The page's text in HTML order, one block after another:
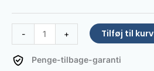
-
antal
+
Tilføj til kurv
Penge-tilbage-garanti